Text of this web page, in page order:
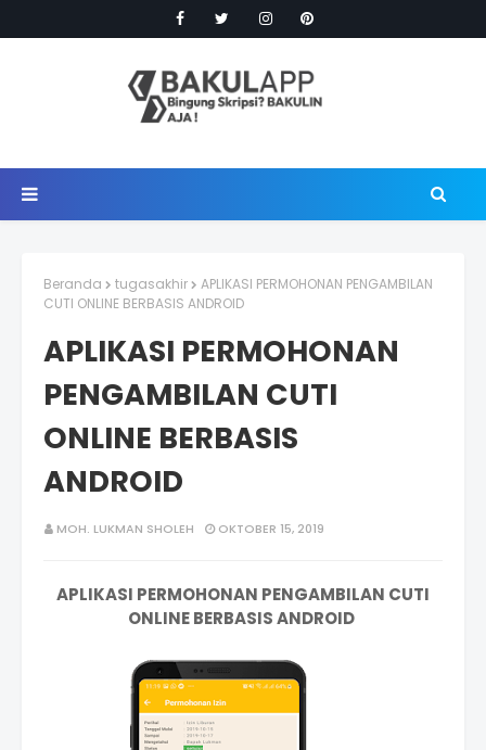
Beranda tugasakhir
APLIKASI PERMOHONAN PENGAMBILAN
CUTI ONLINE BERBASIS ANDROID
APLIKASI PERMOHONAN
PENGAMBILAN CUTI
ONLINE BERBASIS
ANDROID
MOH. LUKMAN SHOLEH OKTOBER 15, 2019
APLIKASI PERMOHONAN PENGAMBILAN CUTI
ONLINE BERBASIS ANDROID